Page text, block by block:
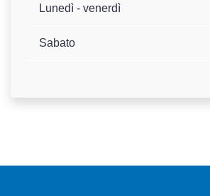
Lunedì - venerdì
Sabato